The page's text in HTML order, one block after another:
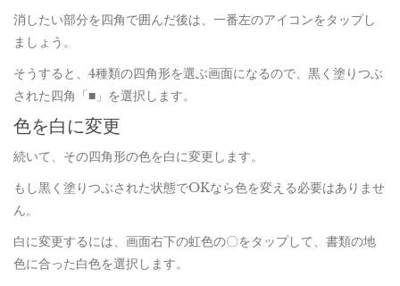
消したい部分を四角で囲んだ後は、一番左のアイコンをタップし
ましょう。
そうすると、4種類の四角形を選ぶ画面になるので、黒く塗りつぶ
された四角「■」を選択します。
色を白に変更
続いて、その四角形の色を白に変更します。
もし黒く塗りつぶされた状態でOKなら色を変える必要はありませ
ん。
白に変更するには、画面右下の虹色の〇をタップして、書類の地
色に合った白色を選択します。